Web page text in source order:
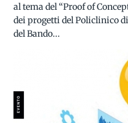
al tema del “Proof of
dei progetti del Policlinico
del Bando...